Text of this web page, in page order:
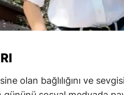
olan bağlılığını ve